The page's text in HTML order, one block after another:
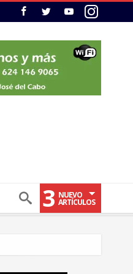
3 NUEVO
ARTÍCULOS